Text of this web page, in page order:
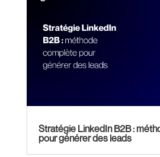
Stratégie LinkedIn B2B :
pour générer des leads